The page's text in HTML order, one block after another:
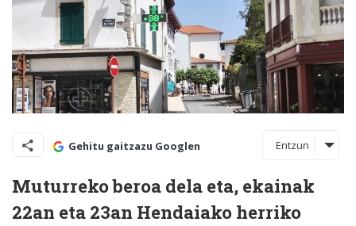
Gehitu gaitzazu Googlen Entzun
Muturreko beroa dela eta, ekainak
22an eta 23an Hendaiako herriko